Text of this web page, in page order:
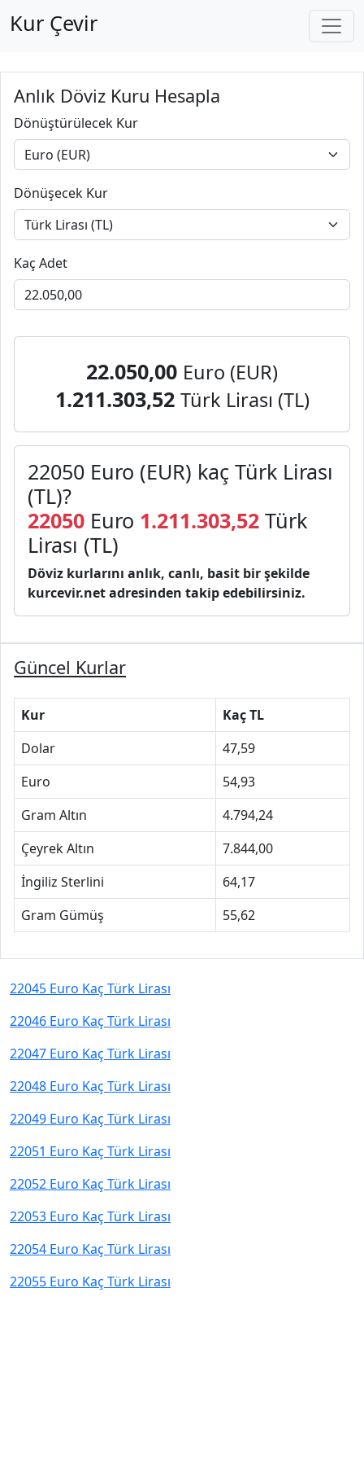
Kur Çevir
Anlık Döviz Kuru Hesapla
Dönüştürülecek Kur
Dönüşecek Kur
Kaç Adet
22.050,00 Euro (EUR)
1.211.303,52 Türk Lirası (TL)
22050 Euro (EUR) kaç Türk Lirası
(TL)?
22050 Euro 1.211.303,52 Türk
Lirası (TL)
Döviz kurlarını anlık, canlı, basit bir şekilde
kurcevir.net adresinden takip edebilirsiniz.
Güncel Kurlar
Kur
Kaç TL
Dolar
47,59
Euro
54,93
Gram Altın
4.794,24
Çeyrek Altın
7.844,00
İngiliz Sterlini
64,17
Gram Gümüş
55,62
22045 Euro Kaç Türk Lirası
22046 Euro Kaç Türk Lirası
22047 Euro Kaç Türk Lirası
22048 Euro Kaç Türk Lirası
22049 Euro Kaç Türk Lirası
22051 Euro Kaç Türk Lirası
22052 Euro Kaç Türk Lirası
22053 Euro Kaç Türk Lirası
22054 Euro Kaç Türk Lirası
22055 Euro Kaç Türk Lirası